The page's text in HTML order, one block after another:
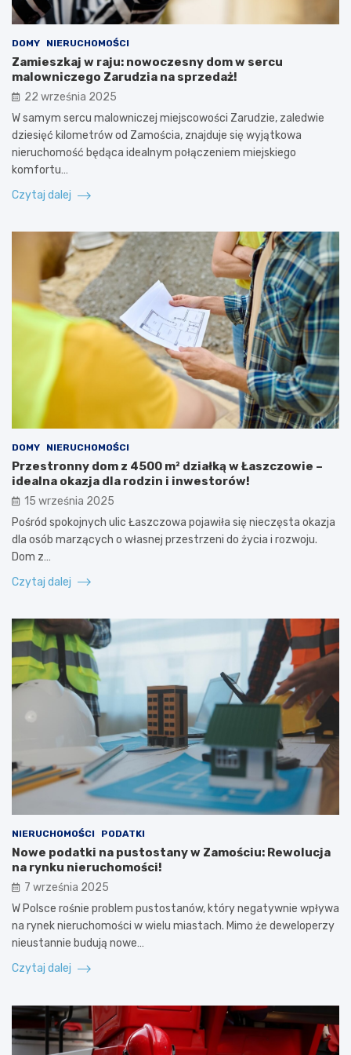
DOMY NIERUCHOMOŚCI
Zamieszkaj w raju: nowoczesny dom w sercu
malowniczego Zarudzia na sprzedaż!
22 września 2025
W samym sercu malowniczej miejscowości Zarudzie, zaledwie
dziesięć kilometrów od Zamościa, znajduje się wyjątkowa
nieruchomość będąca idealnym połączeniem miejskiego
komfortu…
Czytaj dalej
DOMY NIERUCHOMOŚCI
Przestronny dom z 4500 m² działką w Łaszczowie –
idealna okazja dla rodzin i inwestorów!
15 września 2025
Pośród spokojnych ulic Łaszczowa pojawiła się nieczęsta okazja
dla osób marzących o własnej przestrzeni do życia i rozwoju.
Dom z…
Czytaj dalej
NIERUCHOMOŚCI PODATKI
Nowe podatki na pustostany w Zamościu: Rewolucja
na rynku nieruchomości!
7 września 2025
W Polsce rośnie problem pustostanów, który negatywnie wpływa
na rynek nieruchomości w wielu miastach. Mimo że deweloperzy
nieustannie budują nowe…
Czytaj dalej